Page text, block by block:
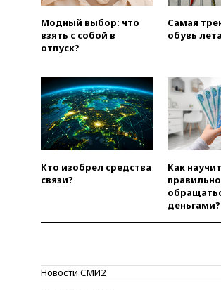
Модный выбор: что
взять с собой в
отпуск?
Самая
обувь
Кто изобрел средства
связи?
Как
правильно
деньгами?
Новости СМИ2